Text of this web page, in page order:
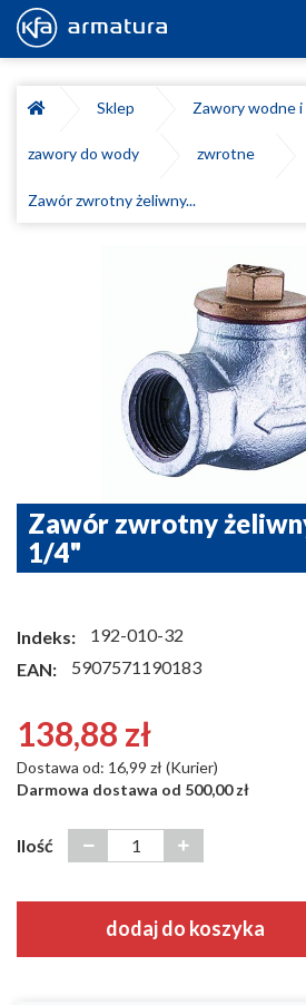
Sklep
Zawory wodne i
zawory do wody zwrotne
Zawór zwrotny żeliwny...
Zawór zwrotny
1/4"
Indeks:
192-010-32
EAN:
5907571190183
138,88 zł
Dostawa od: 16,99 zł (Kurier)
Darmowa dostawa od 500,00 zł
Ilość
dodaj do koszyka